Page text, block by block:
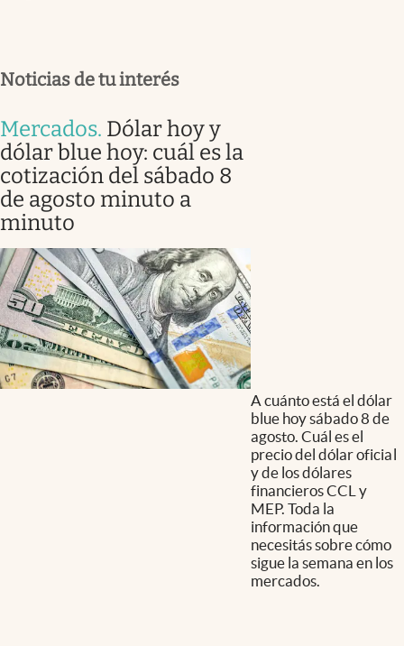
Noticias de tu interés
Mercados. Dólar hoy y
dólar blue hoy: cuál es la
cotización del sábado 8
de agosto minuto a
minuto
A cuánto está el dólar
blue hoy sábado 8 de
agosto. Cuál es el
precio del dólar oficial
y de los dólares
financieros CCL y
MEP. Toda la
información que
necesitás sobre cómo
sigue la semana en los
mercados.